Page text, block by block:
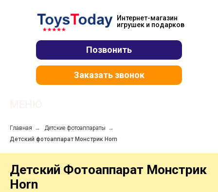
Интернет-магазин
игрушек и подарков
+7 906 077-63-71
Заказать звонок
Позвонить
Главная → Детские фотоаппараты →
Детский фотоаппарат Монстрик Horn
Детский Фотоаппарат Монстрик
Horn